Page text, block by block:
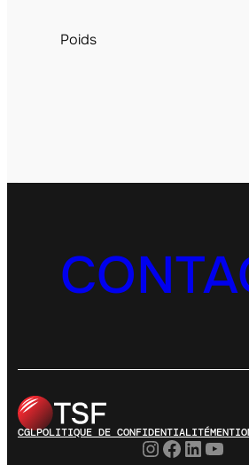
Poids
CGLPOLITIQUE DE CONFIDENTIALITÉ
Instagram
Facebook